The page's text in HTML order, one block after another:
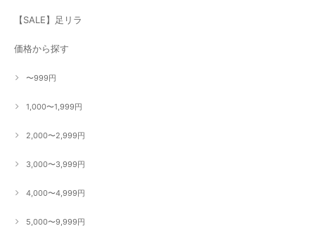
【SALE】足リラ
価格から探す
〜999円
1,000〜1,999円
2,000〜2,999円
3,000〜3,999円
4,000〜4,999円
5,000〜9,999円